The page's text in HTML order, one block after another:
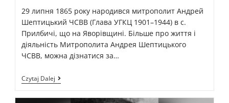
29 липня 1865 року народився митрополит Андрей
Шептицький ЧСВВ (Глава УГКЦ 1901–1944) в с.
Прилбичі, що на Яворівщині. Більше про життя і
діяльність Митрополита Андрея Шептицького
ЧСВВ, можна дізнатися за…
Czytaj Dalej